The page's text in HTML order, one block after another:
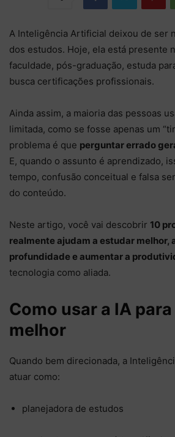
A Inteligência Artificial deixou de ser
dos estudos. Hoje, ela está presente
faculdade, pós-graduação, estuda
busca certificações profissionais.
Ainda assim, a maioria das pessoas
limitada, como se fosse apenas um
problema é que perguntar errado
E, quando o assunto é aprendizado,
tempo, confusão conceitual e falsa
do conteúdo.
Neste artigo, você vai descobrir 10
realmente ajudam a estudar melhor,
profundidade e aumentar a
tecnologia como aliada.
Como usar a IA
melhor
Quando bem direcionada, a
atuar como:
planejadora de estudos